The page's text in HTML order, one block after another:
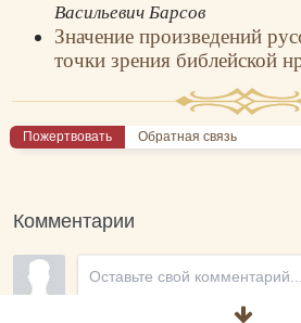
Васильевич Барсов
Значение произведений
точки зрения библейской
Пожертвовать Обратная связь
Комментарии